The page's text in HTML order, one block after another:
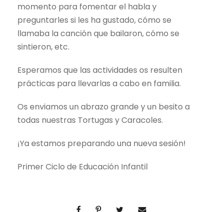
momento para fomentar el habla y
preguntarles si les ha gustado, cómo se
llamaba la canción que bailaron, cómo se
sintieron, etc.
Esperamos que las actividades os resulten
prácticas para llevarlas a cabo en familia.
Os enviamos un abrazo grande y un besito a
todas nuestras Tortugas y Caracoles.
¡Ya estamos preparando una nueva sesión!
Primer Ciclo de Educación Infantil